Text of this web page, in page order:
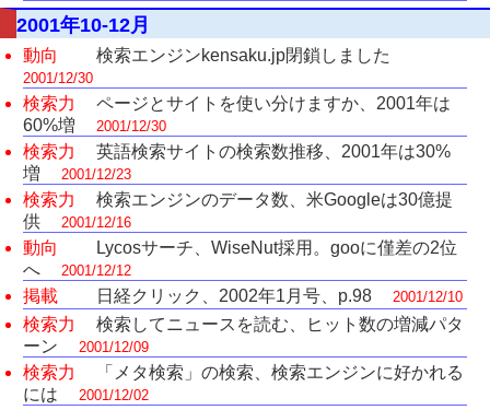
2001年10-12月
動向 検索エンジンkensaku.jp閉鎖しました
2001/12/30
検索力
ページとサイトを使い分けますか、2001年は
60%増
2001/12/30
検索力
英語検索サイトの検索数推移、2001年は30%
増
2001/12/23
検索力
検索エンジンのデータ数、米Googleは30億提
供
2001/12/16
動向
Lycosサーチ、WiseNut採用。gooに僅差の2位
へ
2001/12/12
掲載 日経クリック、2002年1月号、p.98 2001/12/10
検索力
検索してニュースを読む、ヒット数の増減パタ
ーン
2001/12/09
検索力
「メタ検索」の検索、検索エンジンに好かれる
には
2001/12/02